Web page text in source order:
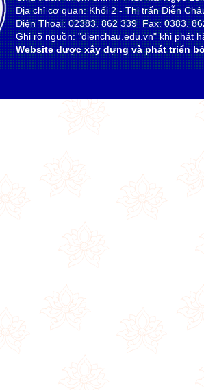
Địa chỉ cơ quan: Khối 2 - Thị trấn Diễn
Điện Thoại: 02383. 862 339 Fax: 0383.
Ghi rõ nguồn: "dienchau.edu.vn" khi phát
Website được xây dựng và phát triển